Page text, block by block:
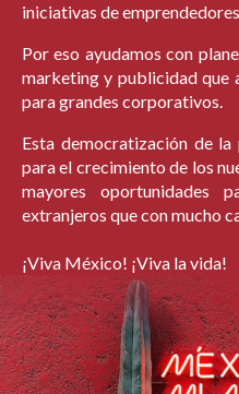
iniciativas de
Por eso ayudamos con
marketing y publicidad que
para grandes corporativos.
Esta democratización de
para el crecimiento de los
mayores oportunidades
extranjeros que con mucho
¡Viva México! ¡Viva la vida!